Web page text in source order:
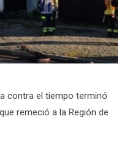
contra el tiempo terminó
remeció a la Región de